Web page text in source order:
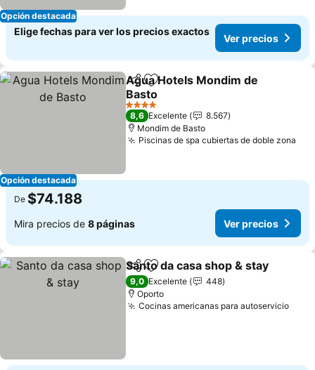
Opción destacada
Elige fechas para ver los precios exactos
Ver precios
Opción destacada
CompartirAgregar a favoritos
Agua Hotels Mondim de
Basto
4 Estrellas
8,6 Excelente
8.567
Mondim de Basto
Piscinas de spa cubiertas de doble zona
De $74.188
Mira precios de 8 páginas Ver precios
CompartirAgregar a favoritos
Santo da casa shop & stay
9,0 Excelente
448
Oporto
Cocinas americanas para autoservicio